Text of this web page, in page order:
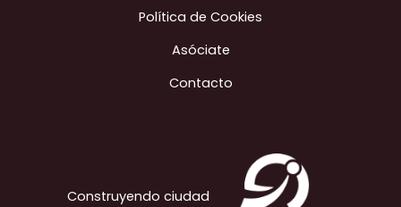
Política de Cookies
Asóciate
Contacto
Construyendo ciudad